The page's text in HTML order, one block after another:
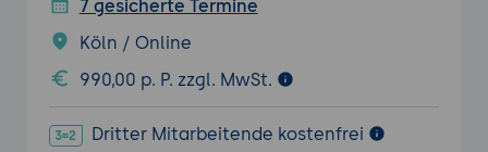
7 gesicherte Termine
Köln / Online
990,00 p. P. zzgl. MwSt.
Dritter Mitarbeitende kostenfrei